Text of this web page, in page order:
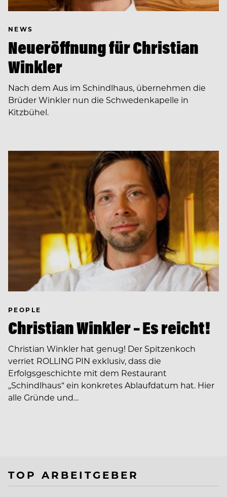
NEWS
Neueröffnung für Christian
Winkler
Nach dem Aus im Schindlhaus, übernehmen die
Brüder Winkler nun die Schwedenkapelle in
Kitzbühel.
PEOPLE
Christian Winkler – Es reicht!
Christian Winkler hat genug! Der Spitzenkoch
verriet ROLLING PIN exklusiv, dass die
Erfolgsgeschichte mit dem Restaurant
„Schindlhaus“ ein konkretes Ablaufdatum hat. Hier
alle Gründe und…
TOP ARBEITGEBER